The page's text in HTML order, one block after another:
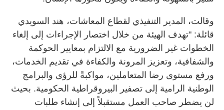
وقالت، المدير التنفيذي لقطاع المعاشات، هند السويدي
قائلة: "تهدف الهيئة من خلال اختصار الإجراءات إلى إلغاء
الخطوات غير الضرورية مع الالتزام بمعايير الحوكمة
والشفافية، وتعزيز المرونة والكفاءة في تقديم الخدمات،
ورفع مستوى رضا المتعاملين، مواكبةً للرؤى والبرامج
الوطنية الرامية إلى تصفير البيروقراطية الحكومية. بحيث
لن يضطر صاحب العمل مستقبلاً إلى إنشاء طلبات